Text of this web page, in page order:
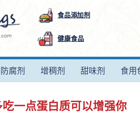
食品添加剂
健康食品
防腐剂 增稠剂 甜味剂 食用
一点蛋白质可以增强你